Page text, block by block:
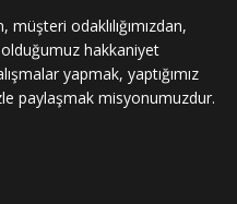
müşteri odaklılığımızdan,
hakkaniyet
yapmak, yaptığımız
paylaşmak misyonumuzdur.